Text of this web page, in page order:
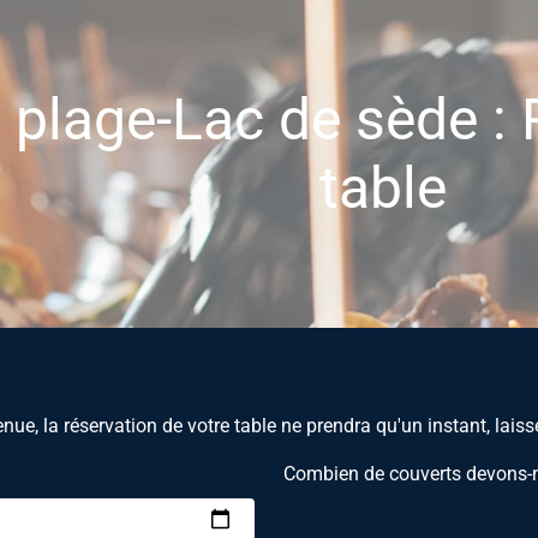
Lac de sède :
table
la réservation de votre table ne prendra qu'un instant,
Combien de couverts